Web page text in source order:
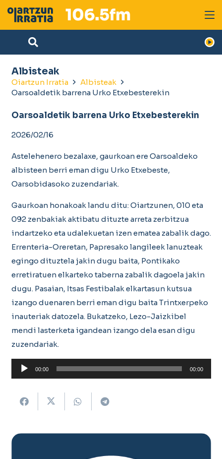
Albisteak
Oiartzun Irratia
Albisteak
Oarsoaldetik barrena Urko Etxebesterekin
Oarsoaldetik barrena Urko Etxebesterekin
2026/02/16
Astelehenero bezalaxe, gaurkoan ere Oarsoaldeko
albisteen berri eman digu Urko Etxebeste,
Oarsobidasoko zuzendariak.
Gaurkoan honakoak landu ditu: Oiartzunen, 010 eta
092 zenbakiak aktibatu dituzte arreta zerbitzua
indartzeko eta udalekuetan izen ematea zabalik dago.
Errenteria-Oreretan, Papresako langileek lanuzteak
egingo dituztela jakin dugu baita, Pontikako
erretiratuen elkarteko taberna zabalik dagoela jakin
dugu. Pasaian, Itsas Festibalak elkartasun kutsua
izango duenaren berri eman digu baita Trintxerpeko
inauteriak datozela. Bukatzeko, Lezo-Jaizkibel
mendi lasterketa igandean izango dela esan digu
zuzendariak.
Soinu
erreproduzigailua
00:00 00:00